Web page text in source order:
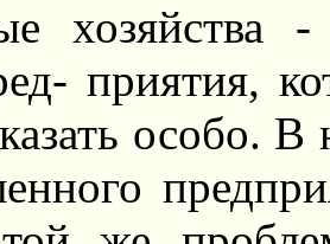
хозяйства
приятия,
особо.